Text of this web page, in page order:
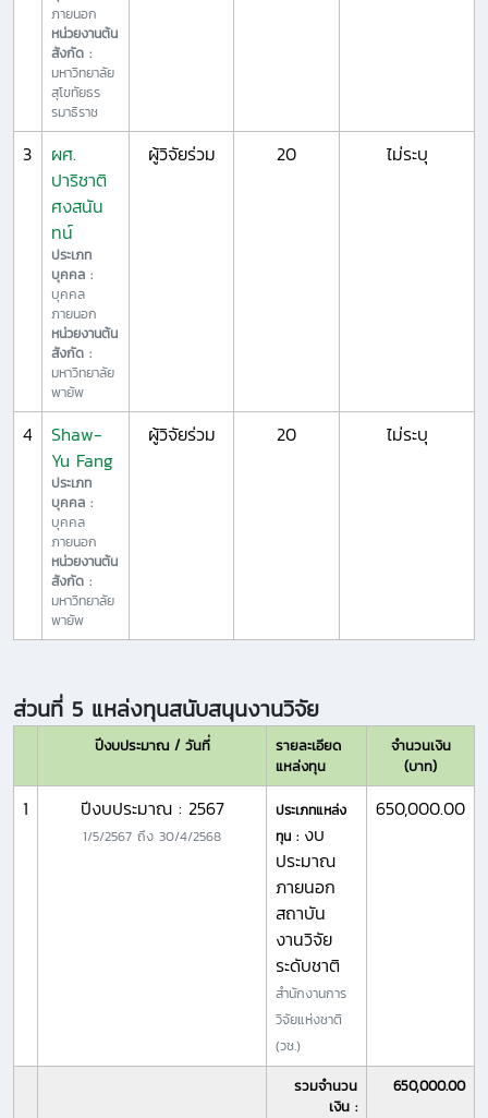
ภายนอก
หน่วยงานต้น
สังกัด :
มหาวิทยาลัย
สุโขทัยธร
รมาธิราช
3
ผศ.
ปาริชาติ
ศงสนัน
ทน์
ประเภท
บุคคล :
บุคคล
ภายนอก
หน่วยงานต้น
สังกัด :
มหาวิทยาลัย
พายัพ
ผู้วิจัยร่วม 20 ไม่ระบุ
4
Shaw-
Yu Fang
ประเภท
บุคคล :
บุคคล
ภายนอก
หน่วยงานต้น
สังกัด :
มหาวิทยาลัย
พายัพ
ผู้วิจัยร่วม 20 ไม่ระบุ
ส่วนที่ 5 แหล่งทุนสนับสนุนงานวิจัย
ปีงบประมาณ / วันที่
รายละเอียด
แหล่งทุน
จำนวนเงิน
(บาท)
1 ปีงบประมาณ : 2567
1/5/2567 ถึง 30/4/2568
ประเภทแหล่ง
ทุน : งบ
ประมาณ
ภายนอก
สถาบัน
งานวิจัย
ระดับชาติ
สำนักงานการ
วิจัยแห่งชาติ
(วช.)
650,000.00
รวมจำนวน
เงิน :
650,000.00